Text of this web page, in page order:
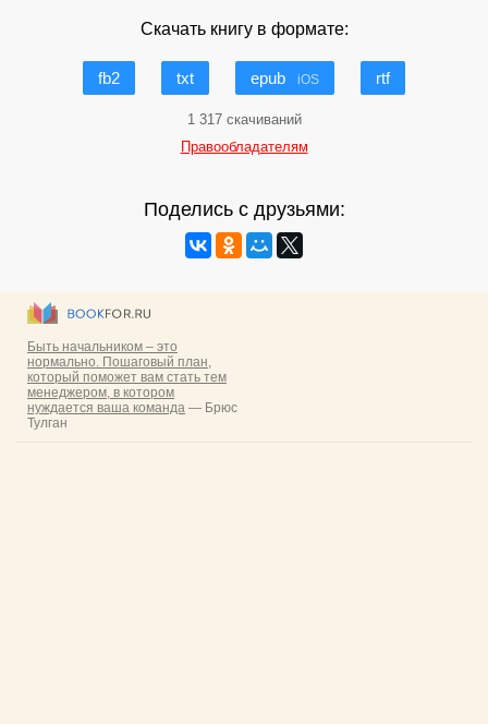
Скачать книгу в формате:
fb2 txt epub iOS rtf
1 317 скачиваний
Правообладателям
Поделись с друзьями: